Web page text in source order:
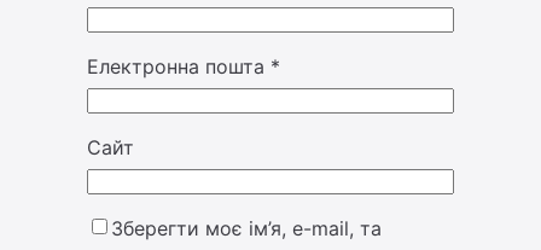
Електронна пошта *
Сайт
Зберегти моє ім’я, e-mail, та